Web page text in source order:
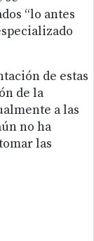
“lo antes
de estas
de la
a las
no ha
las